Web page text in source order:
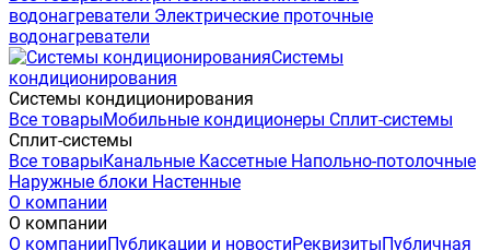
водонагреватели Электрические проточные
водонагреватели
Системы
кондиционирования
Системы кондиционирования
Все товарыМобильные кондиционеры Сплит-системы
Сплит-системы
Все товарыКанальные Кассетные Напольно-потолочные
Наружные блоки Настенные
О компании
О компании
О компанииПубликации и новостиРеквизитыПубличная